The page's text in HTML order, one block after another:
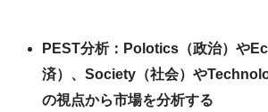
PEST分析：Polotics（政治）や
済）、Society（社会）や
の視点から市場を分析する